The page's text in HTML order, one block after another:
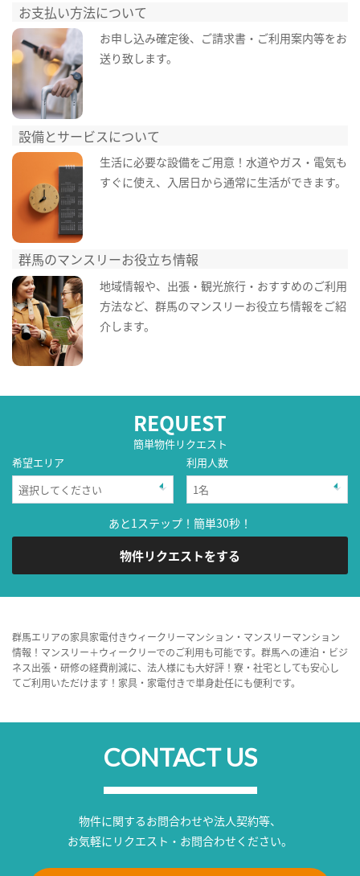
お支払い方法について
お申し込み確定後、ご請求書・ご利用案内等をお
送り致します。
設備とサービスについて
生活に必要な設備をご用意！水道やガス・電気も
すぐに使え、入居日から通常に生活ができます。
群馬のマンスリーお役立ち情報
地域情報や、出張・観光旅行・おすすめのご利用
方法など、群馬のマンスリーお役立ち情報をご紹
介します。
REQUEST
簡単物件リクエスト
希望エリア
利用人数
あと1ステップ！簡単30秒！
物件リクエストをする
群馬エリアの家具家電付きウィークリーマンション・マンスリーマンション
情報！マンスリー＋ウィークリーでのご利用も可能です。群馬への連泊・ビジ
ネス出張・研修の経費削減に、法人様にも大好評！寮・社宅としても安心し
てご利用いただけます！家具・家電付きで単身赴任にも便利です。
CONTACT US
物件に関するお問合わせや法人契約等、
お気軽にリクエスト・お問合わせください。